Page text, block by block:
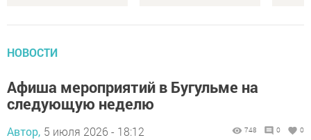
НОВОСТИ
Афиша мероприятий в Бугульме на
следующую неделю
Автор, 5 июля 2026 - 18:12 748 0 0